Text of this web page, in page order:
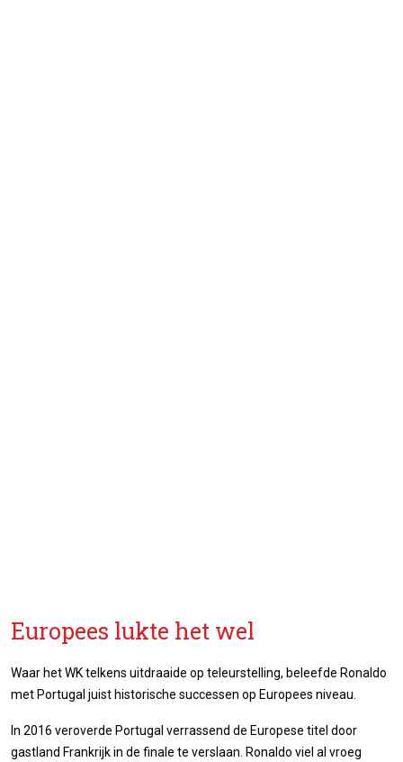
Europees lukte het wel
Waar het WK telkens uitdraaide op teleurstelling, beleefde Ronaldo
met Portugal juist historische successen op Europees niveau.
In 2016 veroverde Portugal verrassend de Europese titel door
gastland Frankrijk in de finale te verslaan. Ronaldo viel al vroeg